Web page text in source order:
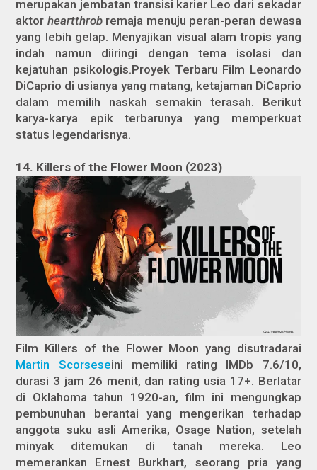
merupakan jembatan transisi karier Leo dari sekadar
aktor heartthrobremaja menuju peran-peran dewasa
yang lebih gelap. Menyajikan visual alam tropis yang
indah namun diiringi dengan tema isolasi dan
kejatuhan psikologis.Proyek Terbaru Film Leonardo
DiCaprio di usianya yang matang, ketajaman DiCaprio
dalam memilih naskah semakin terasah. Berikut
karya-karya epik terbarunya yang memperkuat
status legendarisnya.
14. Killers of the Flower Moon (2023)
Film Killers of the Flower Moon yang disutradarai
Martin Scorseseini memiliki rating IMDb 7.6/10,
durasi 3 jam 26 menit, dan rating usia 17+. Berlatar
di Oklahoma tahun 1920-an, film ini mengungkap
pembunuhan berantai yang mengerikan terhadap
anggota suku asli Amerika, Osage Nation, setelah
minyak ditemukan di tanah mereka. Leo
memerankan Ernest Burkhart, seorang pria yang